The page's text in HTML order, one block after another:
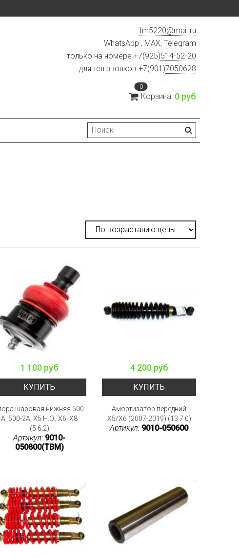
fm5220@mail.ru
WhatsApp , MAX, Telegram
только на номере +7(925)514-52-20
для тел.звонков +7(901)7050628
0
Корзина: 0 руб
1 100 руб
КУПИТЬ
шаровая нижняя 500-
A, 500-2A, Х5 H.O., X6, X8
(5.6.2)
Артикул: 9010-
050800(TBM)
4 200 руб
КУПИТЬ
Амортизатор передний
X5/X6 (2007-2019) (13.7.0)
Артикул: 9010-050600